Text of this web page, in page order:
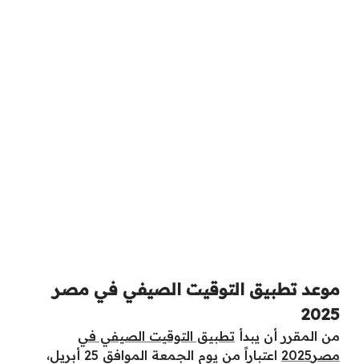
موعد تطبيق التوقيت الصيفي في مصر
2025
من المقرر أن يبدأ تطبيق التوقيت الصيفي في
مصر2025
اعتباراً من يوم الجمعة الموافق 25 أبريل،